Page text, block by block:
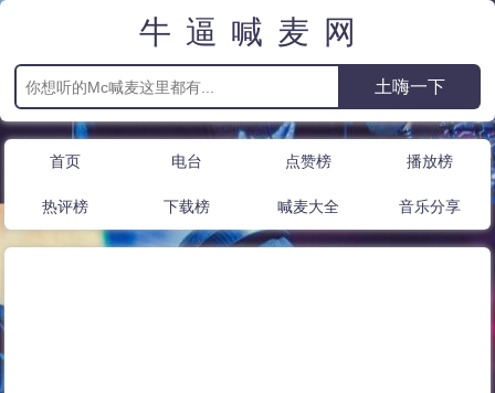
牛逼喊麦网
首页 电台 点赞榜 播放榜
热评榜 下载榜 喊麦大全 音乐分享